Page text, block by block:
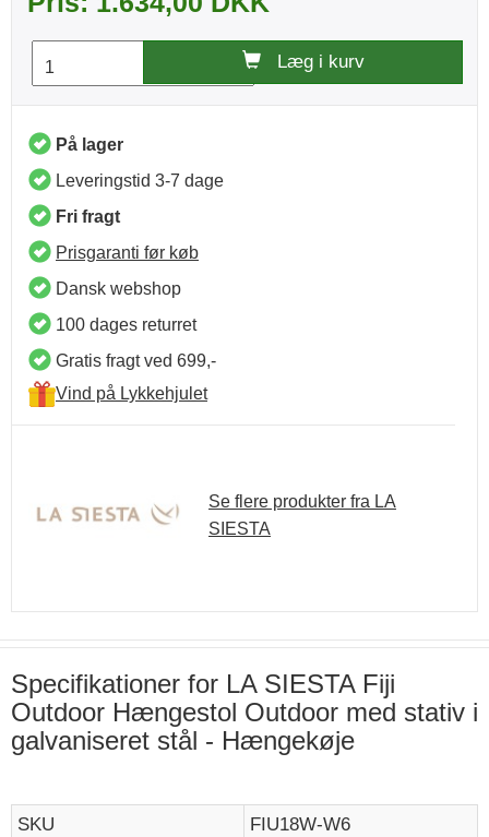
Læg i kurv
På lager
Leveringstid 3-7 dage
Fri fragt
Prisgaranti før køb
Dansk webshop
100 dages returret
Gratis fragt ved 699,-
Vind på Lykkehjulet
Se flere produkter fra LA
SIESTA
Specifikationer for LA SIESTA Fiji
Outdoor Hængestol Outdoor med stativ i
galvaniseret stål - Hængekøje
SKU
FIU18W-W6